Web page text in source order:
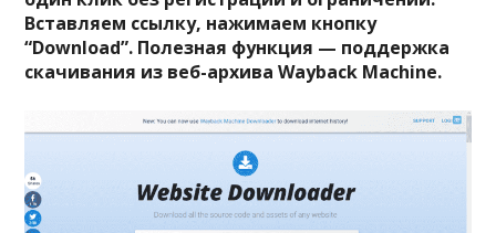
Вставляем ссылку, нажимаем кнопку
“Download”. Полезная функция — поддержка
скачивания из веб-архива Wayback Machine.